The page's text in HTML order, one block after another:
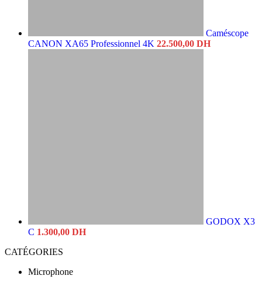
Caméscope
CANON XA65 Professionnel 4K 22.500,00 DH
GODOX X3
C 1.300,00 DH
CATÉGORIES
Microphone